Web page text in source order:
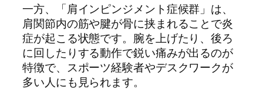
一方、「肩インピンジメント症候群」は、
肩関節内の筋や腱が骨に挟まれることで炎
症が起こる状態です。腕を上げたり、後ろ
に回したりする動作で鋭い痛みが出るのが
特徴で、スポーツ経験者やデスクワークが
多い人にも見られます。